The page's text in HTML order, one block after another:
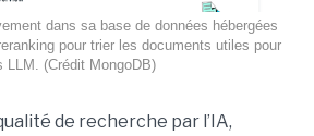
dans sa base de données hébergées
pour trier les documents utiles pour
LLM. (Crédit MongoDB)
de recherche par l’IA,